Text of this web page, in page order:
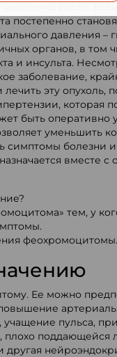
медленно расти.
постепенно
давления –
органов, в том
и инсульта.
заболевание,
эту опухоль,
которая
быть оперативно
уменьшить
симптомы болезни
вместе
тем, у
феохромоцитомы.
Ее можно
пульса,
плохо поддающейся
другая